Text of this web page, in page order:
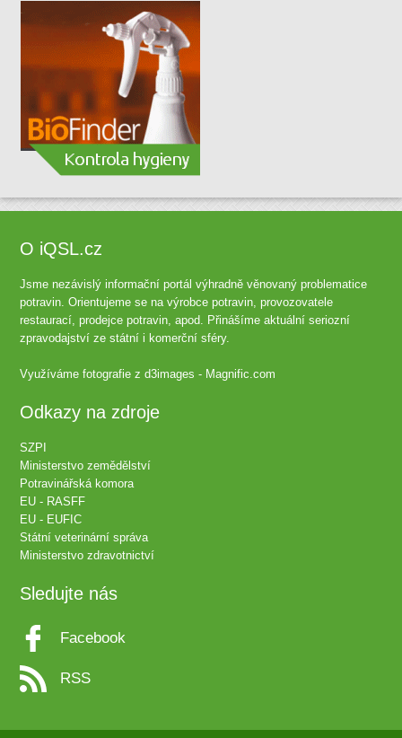
O iQSL.cz
Jsme nezávislý informační portál výhradně věnovaný problematice
potravin. Orientujeme se na výrobce potravin, provozovatele
restaurací, prodejce potravin, apod. Přinášíme aktuální seriozní
zpravodajství ze státní i komerční sféry.
Využíváme fotografie zd3images - Magnific.com
Odkazy na zdroje
SZPI
Ministerstvo zemědělství
Potravinářská komora
EU - RASFF
EU - EUFIC
Státní veterinární správa
Ministerstvo zdravotnictví
Sledujte nás
Facebook
RSS